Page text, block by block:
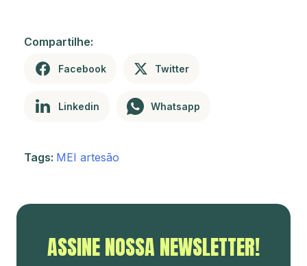
Compartilhe:
Facebook Twitter
Linkedin Whatsapp
Tags: MEI artesão
ASSINE NOSSA NEWSLETTER!